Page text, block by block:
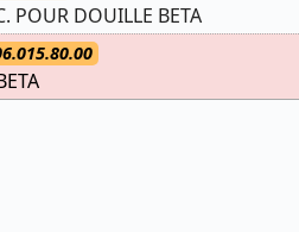
POUR DOUILLE BETA